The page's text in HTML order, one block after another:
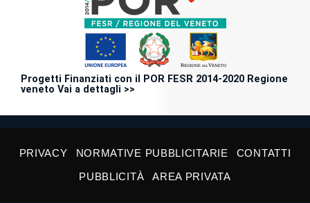
Progetti Finanziati con il POR FESR 2014-2020 Regione
veneto Vai a dettagli >>
PRIVACY NORMATIVE PUBBLICITARIE
CONTATTI
PUBBLICITÀ
AREA PRIVATA